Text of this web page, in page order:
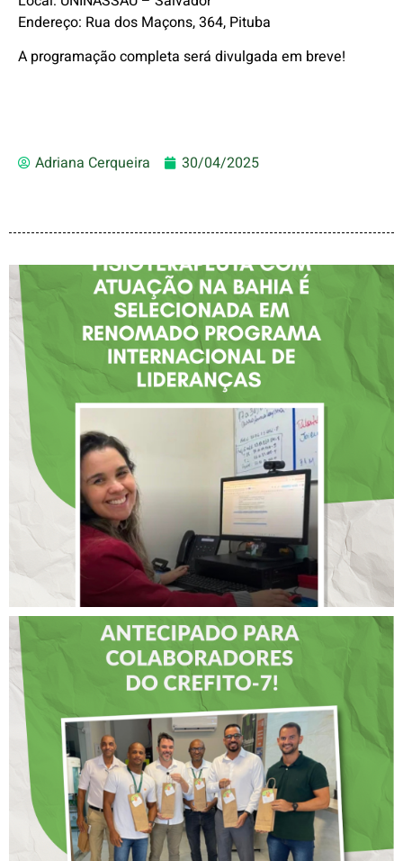
Endereço: Rua dos Maçons, 364, Pituba
A programação completa será divulgada em breve!
Adriana Cerqueira 30/04/2025
FISIOTERAPEUTA COM
ATUAÇÃO NA BAHIA É
SELECIONADA EM
RENOMADO PROGRAMA
INTERNACIONAL DE
LIDERANÇAS
DIA DOS PAIS É
ANTECIPADO PARA
COLABORADORES DO
CREFITO-7